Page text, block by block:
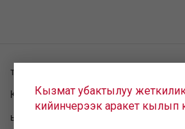
Кызмат убактылуу
кийинчерээк аракет кылып
токтому текшерилет
Катталуу
ырааттама